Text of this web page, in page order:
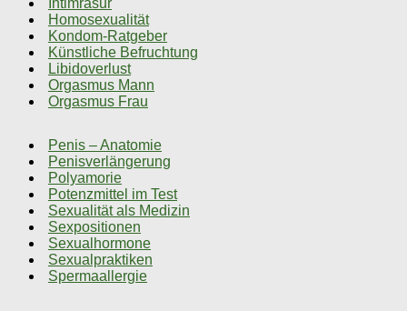
Intimrasur
Homosexualität
Kondom-Ratgeber
Künstliche Befruchtung
Libidoverlust
Orgasmus Mann
Orgasmus Frau
Penis – Anatomie
Penisverlängerung
Polyamorie
Potenzmittel im Test
Sexualität als Medizin
Sexpositionen
Sexualhormone
Sexualpraktiken
Spermaallergie